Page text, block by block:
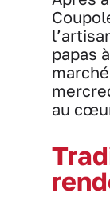
papas
au